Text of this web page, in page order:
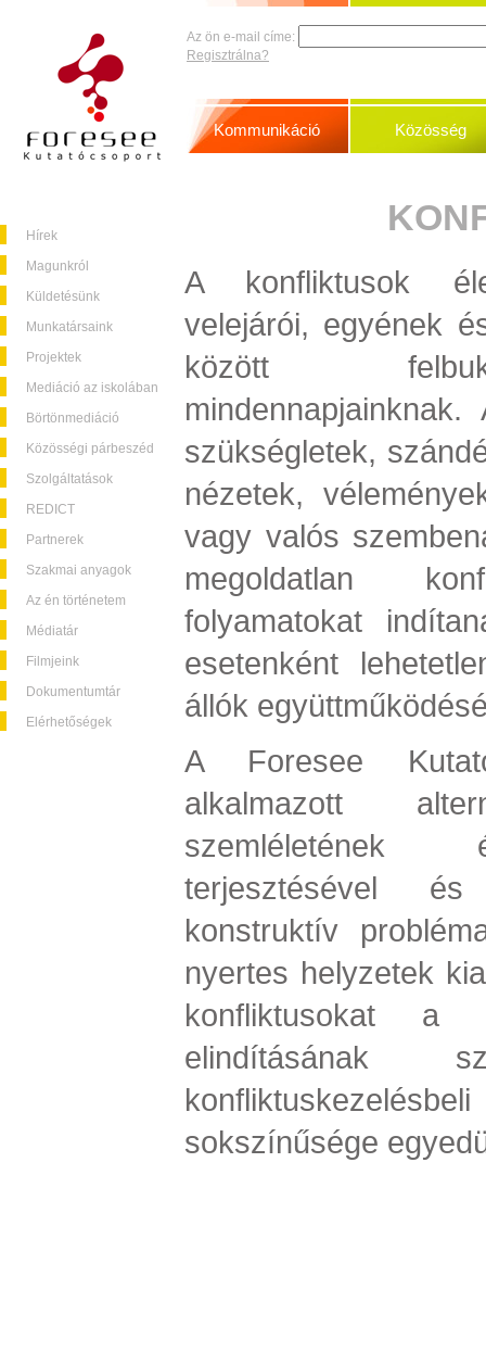
Hírek
Magunkról
Küldetésünk
Munkatársaink
Projektek
Mediáció az iskolában
Börtönmediáció
Közösségi párbeszéd
Szolgáltatások
REDICT
Partnerek
Szakmai anyagok
Az én történetem
Médiatár
Filmjeink
Dokumentumtár
Elérhetőségek
Az ön e-mail címe:
Regisztrálna?
Kommunikáció Közösség
A konfliktusok
velejárói, egyének
között
szükségletek,
nézetek,
vagy valós
megoldatlan
folyamatokat
esetenként
állók
A Foresee
alkalmazott
szemléletének
terjesztésével
konstruktív
nyertes helyzetek
konfliktusokat a
elindításának
sokszínűsége